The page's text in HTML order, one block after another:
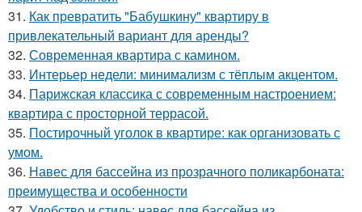
31. Как превратить "Бабушкину" квартиру в
привлекательный вариант для аренды?
32. Современная квартира с камином.
33. Интерьер недели: минимализм с тёплым акцентом.
34. Парижская классика с современным настроением:
квартира с просторной террасой.
35. Постирочный уголок в квартире: как организовать с
умом.
36. Навес для бассейна из прозрачного поликарбоната:
преимущества и особенности